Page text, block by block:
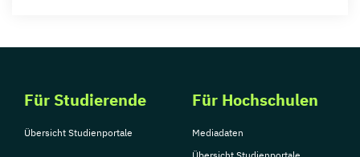
Für Studierende
Übersicht Studienportale
Für Hochschulen
Mediadaten